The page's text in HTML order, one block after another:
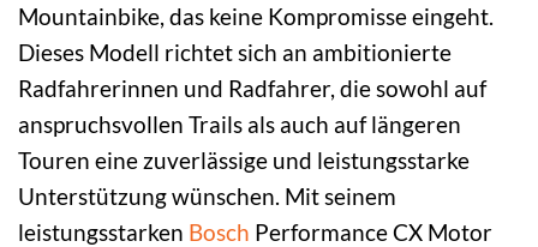
Mountainbike, das keine Kompromisse eingeht.
Dieses Modell richtet sich an ambitionierte
Radfahrerinnen und Radfahrer, die sowohl auf
anspruchsvollen Trails als auch auf längeren
Touren eine zuverlässige und leistungsstarke
Unterstützung wünschen. Mit seinem
leistungsstarken Bosch Performance CX Motor